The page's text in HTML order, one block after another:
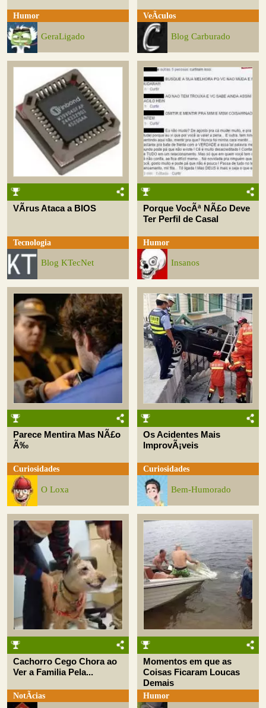
Humor
GeraLigado
VeÃ­culos
Blog Carburado
VÃ­rus Ataca a BIOS
Tecnologia
Blog KTecNet
Porque VocÃª NÃ£o Deve
Ter Perfil de Casal
Humor
Insanos
Parece Mentira Mas NÃ£o
Ã‰
Curiosidades
O Loxa
Os Acidentes Mais
ImprovÃ¡veis
Curiosidades
Bem-Humorado
Cachorro Cego Chora ao
Ver a Familia Pela...
NotÃ­cias
Momentos em que as
Coisas Ficaram Loucas
Demais
Humor